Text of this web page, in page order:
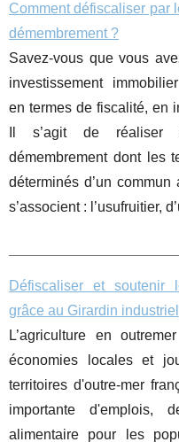
Comment défiscaliser par
démembrement ?
Savez-vous que vous
investissement
en termes de fiscalité, en
Il s’agit de réaliser
démembrement dont les
déterminés d’un
s’associent : l’usufruitier,
Défiscaliser et soutenir
grâce au Girardin industriel
L’agriculture en
économies locales et
territoires d'outre-mer
importante d'emplois,
alimentaire pour les